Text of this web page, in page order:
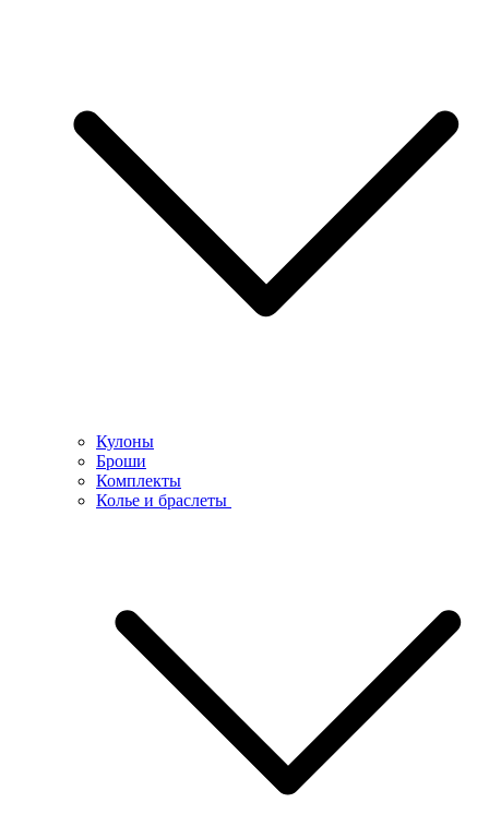
Кулоны
Броши
Комплекты
Колье и браслеты